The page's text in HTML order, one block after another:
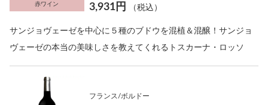
赤ワイン 3,931円 （税込）
サンジョヴェーゼを中心に５種のブドウを混植＆混醸！サンジョ
ヴェーゼの本当の美味しさを教えてくれるトスカーナ・ロッソ
フランス/ボルドー